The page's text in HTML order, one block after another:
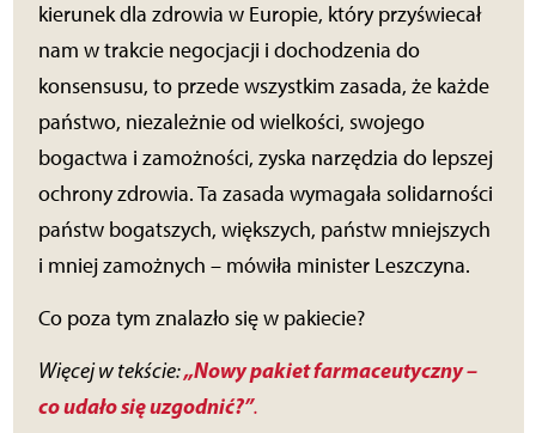
kierunek dla zdrowia w Europie, który przyświecał
nam w trakcie negocjacji i dochodzenia do
konsensusu, to przede wszystkim zasada, że każde
państwo, niezależnie od wielkości, swojego
bogactwa i zamożności, zyska narzędzia do lepszej
ochrony zdrowia. Ta zasada wymagała solidarności
państw bogatszych, większych, państw mniejszych
i mniej zamożnych – mówiła minister Leszczyna.
Co poza tym znalazło się w pakiecie?
Więcej w tekście:„Nowy pakiet farmaceutyczny –
co udało się uzgodnić?”.